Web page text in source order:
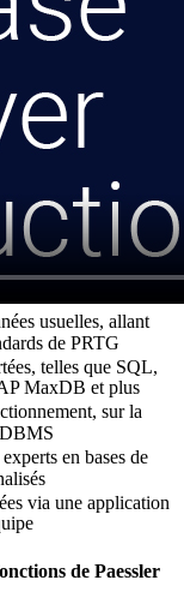
usuelles, allant
de PRTG
telles que SQL,
MaxDB et plus
sur la
en bases de
via une application
de Paessler